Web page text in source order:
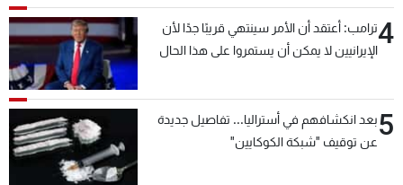
4ترامب: أعتقد أن الأمر سينتهي قريبًا جدًا لأن
الإيرانيين لا يمكن أن يستمروا على هذا الحال
5بعد انكشافهم في أستراليا... تفاصيل جديدة
عن توقيف "شبكة الكوكايين"